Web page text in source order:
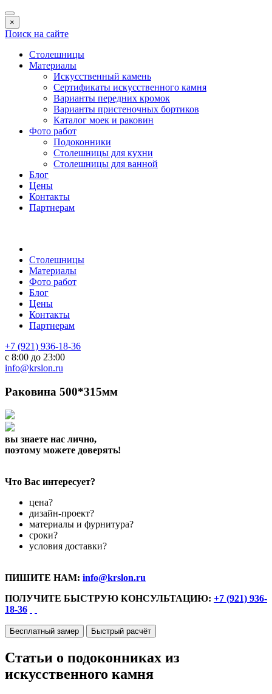
×
Поиск на сайте
Столешницы
Материалы
Искусственный камень
Сертификаты искусственного камня
Варианты передних кромок
Варианты пристеночных бортиков
Каталог моек и раковин
Фото работ
Подоконники
Столешницы для кухни
Столешницы для ванной
Блог
Цены
Контакты
Партнерам
Столешницы
Материалы
Фото работ
Блог
Цены
Контакты
Партнерам
+7 (921) 936-18-36
с 8:00 до 23:00
info@krslon.ru
Раковина 500*315мм
вы знаете нас лично,
поэтому можете доверять!
Что Вас интересует?
цена?
дизайн-проект?
материалы и фурнитура?
сроки?
условия доставки?
ПИШИТЕ НАМ: info@krslon.ru
ПОЛУЧИТЕ БЫСТРУЮ КОНСУЛЬТАЦИЮ: +7 (921) 936-
18-36
Бесплатный замер Быстрый расчёт
Статьи о подоконниках из
искусственного камня